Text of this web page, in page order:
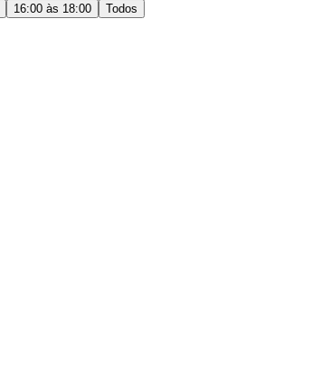
16:00 às 18:00
Todos